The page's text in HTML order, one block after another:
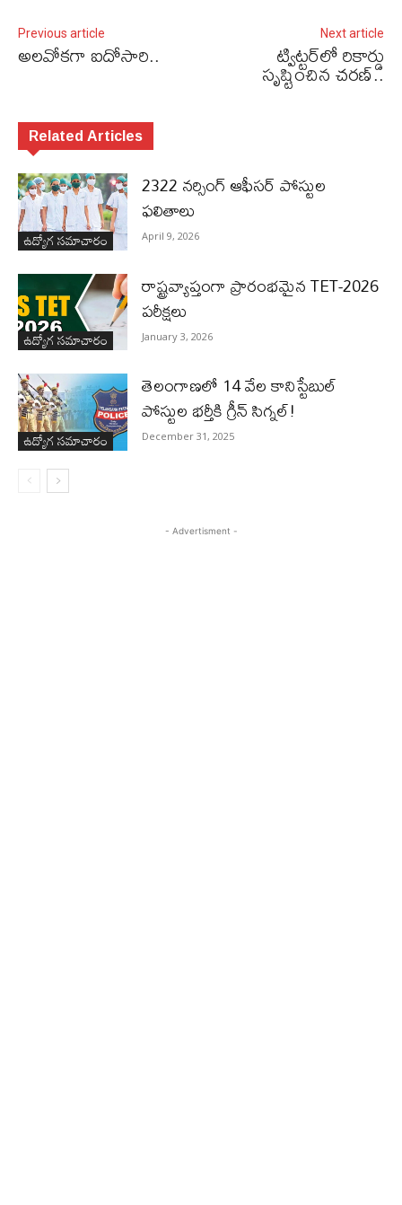
Previous article
అలవోకగా ఐదోసారి..
Next article
ట్విట్టర్‌లో రికార్డు
సృష్టించిన చరణ్‌..
Related Articles
ఉద్యోగ సమాచారం
2322 నర్సింగ్ ఆఫీసర్ పోస్టుల
ఫలితాలు
April 9, 2026
ఉద్యోగ సమాచారం
రాష్ట్రవ్యాప్తంగా ప్రారంభమైన TET-2026
పరీక్షలు
January 3, 2026
ఉద్యోగ సమాచారం
తెలంగాణలో 14 వేల కానిస్టేబుల్
పోస్టుల భర్తీకి గ్రీన్ సిగ్నల్!
December 31, 2025
- Advertisment -